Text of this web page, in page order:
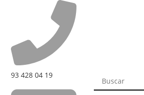
93 428 04 19